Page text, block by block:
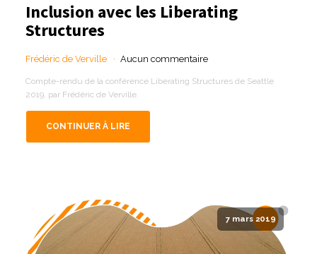
Inclusion avec les Liberating
Structures
Frédéric de Verville Aucun commentaire
Compte-rendu de la conférence Liberating Structures de Seattle
2019, par Frédéric de Verville.
CONTINUER À LIRE
7 mars 2019